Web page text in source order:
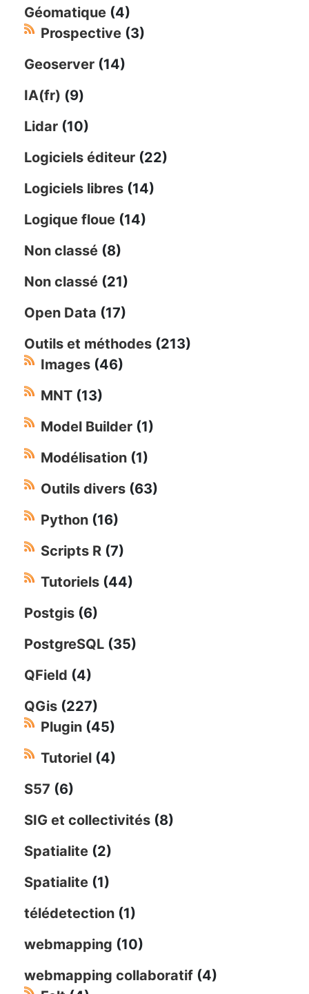
Géomatique (4)
Prospective (3)
Geoserver (14)
IA(fr) (9)
Lidar (10)
Logiciels éditeur (22)
Logiciels libres (14)
Logique floue (14)
Non classé (8)
Non classé (21)
Open Data (17)
Outils et méthodes (213)
Images (46)
MNT (13)
Model Builder (1)
Modélisation (1)
Outils divers (63)
Python (16)
Scripts R (7)
Tutoriels (44)
Postgis (6)
PostgreSQL (35)
QField (4)
QGis (227)
Plugin (45)
Tutoriel (4)
S57 (6)
SIG et collectivités (8)
Spatialite (2)
Spatialite (1)
télédetection (1)
webmapping (10)
webmapping collaboratif (4)